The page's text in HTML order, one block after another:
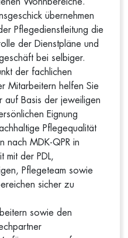
übernehmen
Pflegedienstleitung die
der Dienstpläne und
bei selbiger.
der fachlichen
Mitarbeitern helfen Sie
auf Basis der jeweiligen
Eignung
Pflegequalität
nach MDK-QPR in
mit der PDL,
Pflegeteam sowie
sicher zu
sowie den